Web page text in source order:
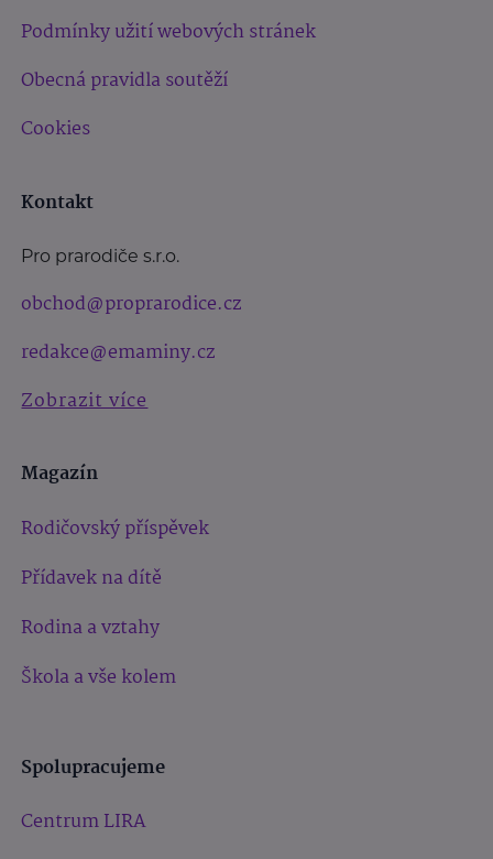
Podmínky užití webových stránek
Obecná pravidla soutěží
Cookies
Kontakt
Pro prarodiče s.r.o.
obchod@proprarodice.cz
redakce@emaminy.cz
Zobrazit více
Magazín
Rodičovský příspěvek
Přídavek na dítě
Rodina a vztahy
Škola a vše kolem
Spolupracujeme
Centrum LIRA